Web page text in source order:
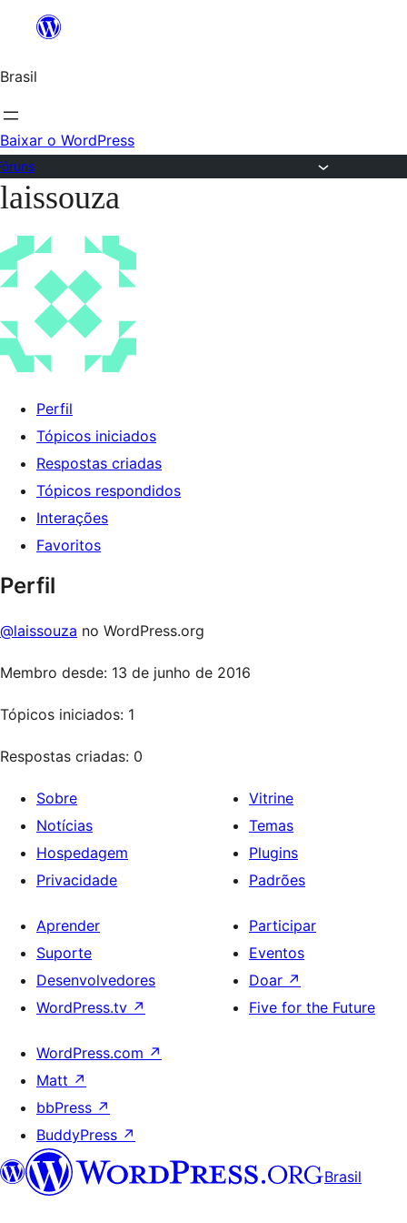
o
conteúdo
Brasil
Baixar o WordPress
Pular
o
conteúdo
laissouza
Perfil
Tópicos iniciados
Respostas criadas
Tópicos respondidos
Interações
Favoritos
Perfil
@laissouza no WordPress.org
Membro desde: 13 de junho de 2016
Tópicos iniciados: 1
Respostas criadas: 0
Sobre
Notícias
Hospedagem
Privacidade
Vitrine
Temas
Plugins
Padrões
Aprender
Suporte
Desenvolvedores
WordPress.tv ↗
Participar
Eventos
Doar ↗
Five for the Future
WordPress.com ↗
Matt ↗
bbPress ↗
BuddyPress ↗
Brasil